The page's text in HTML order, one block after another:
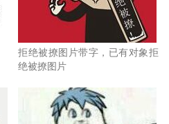
拒绝被撩图片带字，已有对象拒
绝被撩图片